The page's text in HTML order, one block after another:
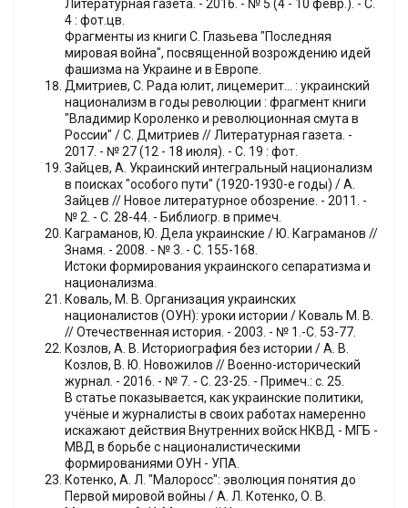
Литературная газета. - 2016. - № 5 (4 - 10 февр.). - С.
4 : фот.цв.
Фрагменты из книги С. Глазьева "Последняя
мировая война", посвященной возрождению идей
фашизма на Украине и в Европе.
Дмитриев, С. Рада юлит, лицемерит... : украинский
национализм в годы революции : фрагмент книги
"Владимир Короленко и революционная смута в
России" / С. Дмитриев // Литературная газета. -
2017. - № 27 (12 - 18 июля). - С. 19 : фот.
Зайцев, А. Украинский интегральный национализм
в поисках "особого пути" (1920-1930-е годы) / А.
Зайцев // Новое литературное обозрение. - 2011. -
№ 2. - С. 28-44. - Библиогр. в примеч.
Каграманов, Ю. Дела украинские / Ю. Каграманов //
Знамя. - 2008. - № 3. - С. 155-168.
Истоки формирования украинского сепаратизма и
национализма.
Коваль, М. В. Организация украинских
националистов (ОУН): уроки истории / Коваль М. В.
// Отечественная история. - 2003. - № 1.-С. 53-77.
Козлов, А. В. Историография без истории / А. В.
Козлов, В. Ю. Новожилов // Военно-исторический
журнал. - 2016. - № 7. - С. 23-25. - Примеч.: с. 25.
В статье показывается, как украинские политики,
учёные и журналисты в своих работах намеренно
искажают действия Внутренних войск НКВД - МГБ -
МВД в борьбе с националистическими
формированиями ОУН - УПА.
Котенко, А. Л. "Малоросс": эволюция понятия до
Первой мировой войны / А. Л. Котенко, О. В.